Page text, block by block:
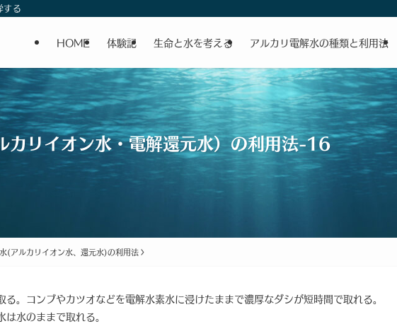
する
HOME 体験記 生命と水を考える アルカリ電解水の種類と利用法
カリイオン水・電解還元水）の利用法-16
(アルカリイオン水、還元水)の利用法
。コンブやカツオなどを電解水素水に浸けたままで濃厚なダシが短時間で取れる。
水のままで取れる。